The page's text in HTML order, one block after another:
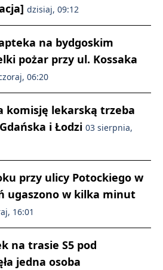
dzisiaj, 09:12
na bydgoskim
pożar przy ul. Kossaka
06:20
komisję lekarską trzeba
i Łodzi 03 sierpnia,
przy ulicy Potockiego w
ugaszono w kilka minut
16:01
na trasie S5 pod
jedna osoba